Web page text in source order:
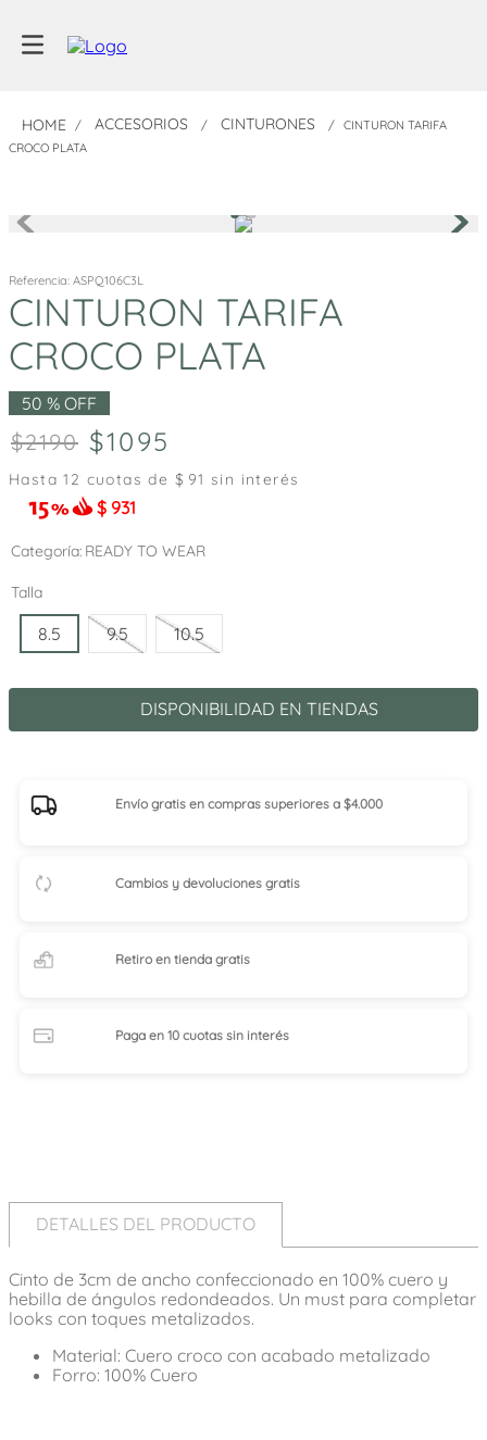
ACCESORIOS CINTURONES
CINTURON TARIFA
CROCO PLATA
Referencia: ASPQ106C3L
CINTURON TARIFA
CROCO PLATA
50 % OFF
2190 1095
Hasta12 cuotas de $ 91 sin interés
$ 931
Categoría READY TO WEAR
Talla
8.5 9.5 10.5
DISPONIBILIDAD EN TIENDAS
Envío gratis en compras superiores a $4.000
Cambios y devoluciones gratis
Retiro en tiendagratis
Paga en 10 cuotassin interés
DETALLES DEL PRODUCTO
Cinto de 3cm de ancho confeccionado en 100% cuero y
hebilla de ángulos redondeados. Un must para completar
looks con toques metalizados.
Material: Cuero croco con acabado metalizado
Forro: 100% Cuero